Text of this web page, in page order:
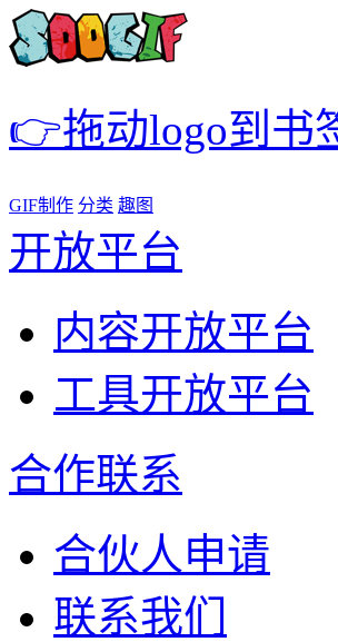
👉拖动logo到书
GIF制作 分类 趣图
开放平台
内容开放平台
工具开放平台
合作联系
合伙人申请
联系我们